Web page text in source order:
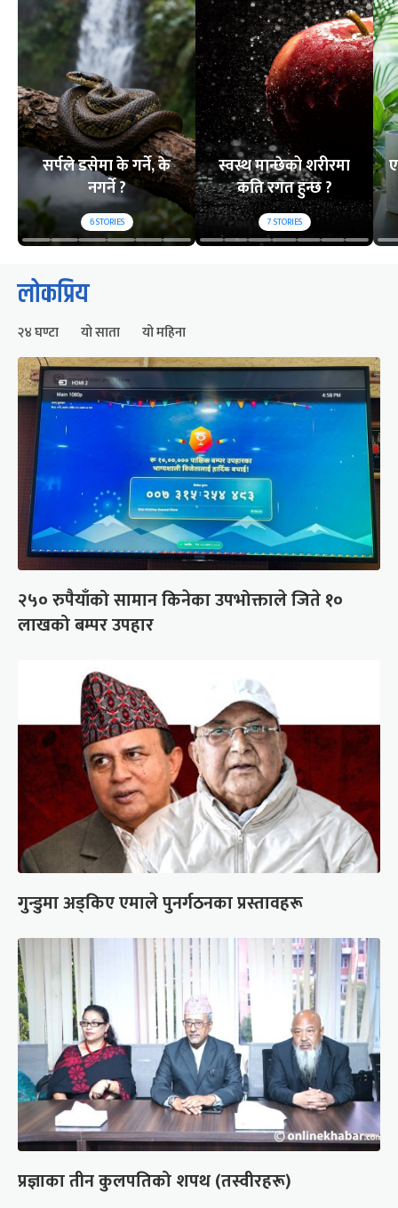
सर्पले डसेमा के गर्ने, के
नगर्ने ?
6STORIES
स्वस्थ मान्छेको शरीरमा
कति रगत हुन्छ ?
7STORIES
लोकप्रिय
२४ घण्टा यो साता यो महिना
२५० रुपैयाँको सामान किनेका उपभोक्ताले जिते १०
लाखको बम्पर उपहार
गुन्डुमा अड्किए एमाले पुनर्गठनका प्रस्तावहरू
प्रज्ञाका तीन कुलपतिको शपथ (तस्वीरहरू)